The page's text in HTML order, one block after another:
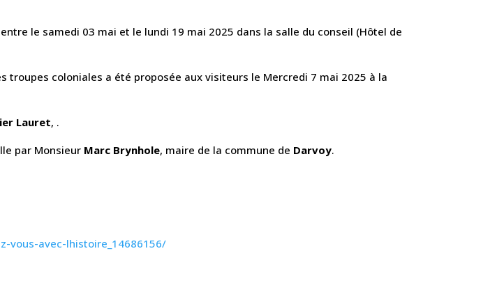
le samedi 03 mai et le lundi 19 mai 2025 dans la salle du conseil (Hôtel de
troupes coloniales a été proposée aux visiteurs le Mercredi 7 mai 2025 à la
Lauret, .
par Monsieur Marc Brynhole, maire de la commune de Darvoy.
vous-avec-lhistoire_14686156/